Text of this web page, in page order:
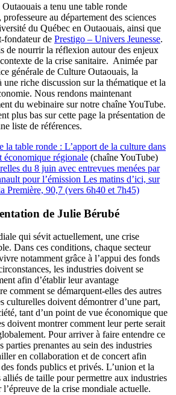
a tenu une table ronde
, professeure au département des sciences
du Québec en Outaouais, ainsi que
fondateur de Prestigo – Univers Jeunesse.
de nourrir la réflexion autour des enjeux
de la crise sanitaire. Animée par
générale de Culture Outaouais, la
une riche discussion sur la thématique et la
Nous rendons maintenant
du webinaire sur notre chaîne YouTube.
plus bas sur cette page la présentation de
liste de références.
la table ronde : L’apport de la culture dans
économique régionale (chaîne YouTube)
du 8 juin avec entrevues menées par
pour l’émission Les matins d’ici, sur
Première, 90,7 (vers 6h40 et 7h45)
de Julie Bérubé
qui sévit actuellement, une crise
Dans ces conditions, chaque secteur
notamment grâce à l’appui des fonds
les industries doivent se
afin d’établir leur avantage
comment se démarquent-elles des autres
culturelles doivent démontrerd’une part,
tant d’un point de vue économique que
doivent montrer comment leur perte serait
. Pour arriver à faire entendre ce
parties prenantes au sein des industries
en collaboration et de concert afin
fonds publics et privés. L’union et la
de taille pour permettre aux industries
de la crise mondiale actuelle.